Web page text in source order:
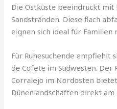
Die Ostküste beeindruckt
Sandstränden. Diese flach
eignen sich ideal für Familien
Für Ruhesuchende empfiehlt
de Cofete im Südwesten. Der
Corralejo im Nordosten
Dünenlandschaften direkt am